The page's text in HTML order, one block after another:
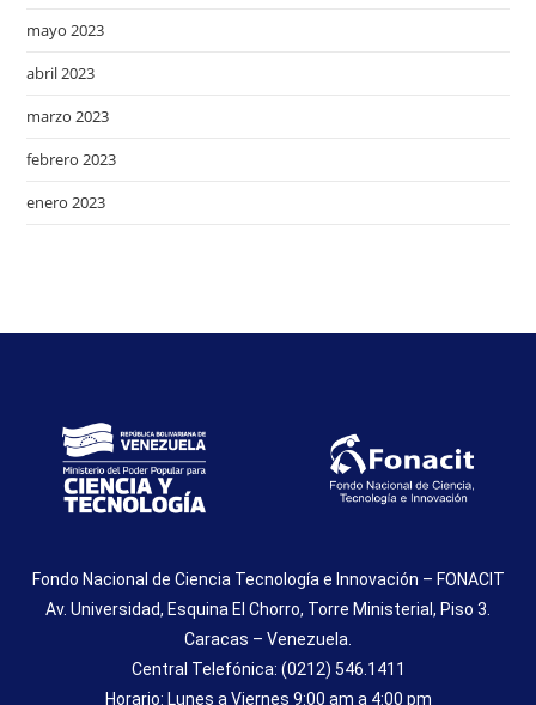
mayo 2023
abril 2023
marzo 2023
febrero 2023
enero 2023
Fondo Nacional de Ciencia Tecnología e Innovación – FONACIT
Av. Universidad, Esquina El Chorro, Torre Ministerial, Piso 3.
Caracas – Venezuela.
Central Telefónica: (0212) 546.1411
Horario: Lunes a Viernes 9:00 am a 4:00 pm